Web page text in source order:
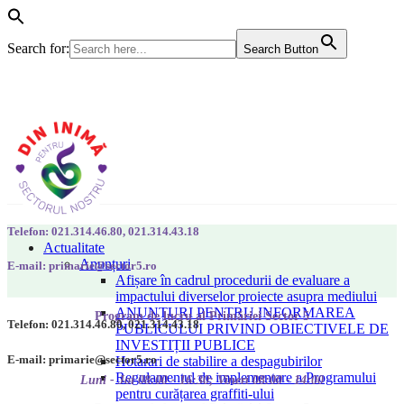
Search for: Search Button
Actualitate
Anunțuri
Afișare în cadrul procedurii de evaluare a
impactului diverselor proiecte asupra mediului
ANUNȚURI PENTRU INFORMAREA
PUBLICULUI PRIVIND OBIECTIVELE DE
INVESTIȚII PUBLICE
Hotarari de stabilire a despagubirilor
Regulamentul de implementare a Programului
pentru curățarea graffiti-ului
Telefon: 021.314.46.80, 021.314.43.18
E-mail: primarie@sector5.ro
Program de lucru al Primăriei Sector 5
Luni - Joi 08:00 - 16:30; Vineri 08:00 - 14:00
Telefon: 021.314.46.80, 021.314.43.18
E-mail: primarie@sector5.ro